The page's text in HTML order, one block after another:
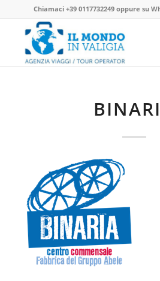
Chiamaci +39 0117732249oppure su